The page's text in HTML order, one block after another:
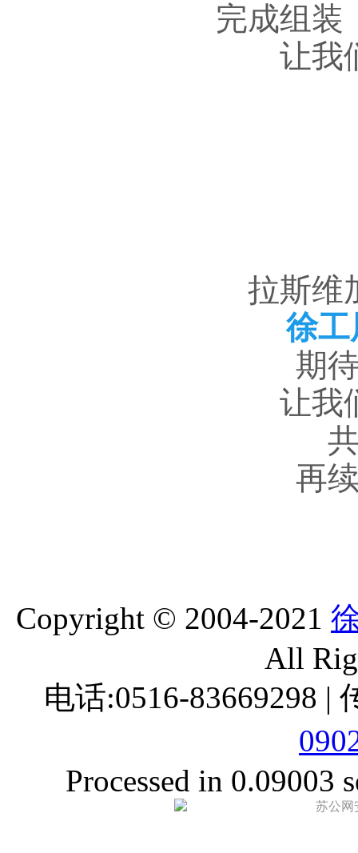
完成组装
让我
拉斯维
徐工
期
让我
再
Copyright © 2004-2021
All
电话:0516-83669298 |
Processed in 0.09003
苏公网